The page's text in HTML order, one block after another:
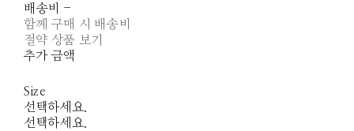
배송비 -
함께 구매 시 배송비
절약 상품 보기
추가 금액
Size
선택하세요.
선택하세요.